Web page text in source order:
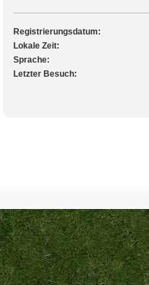
Registrierungsdatum:
Lokale Zeit:
Sprache:
Letzter Besuch: